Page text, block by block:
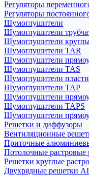
Регуляторы
Регуляторы
Шумоглушители
Шумоглушители
Шумоглушители
Шумоглушители TAR
Шумоглушители
Шумоглушители TAS
Шумоглушители
Шумоглушители TAP
Шумоглушители
Шумоглушители TAPS
Шумоглушители
Решетки и диффузоры
Вентиляционные
Приточные
Потолочные растровые
Решетки круглые
Двухрядные решетки